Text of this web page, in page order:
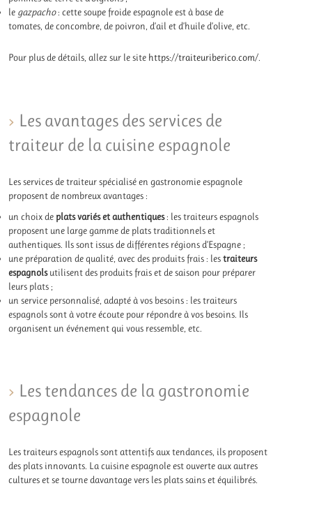
le gazpacho: cette soupe froide espagnole est à base de
tomates, de concombre, de poivron, d’ail et d’huile d’olive, etc.
Pour plus de détails, allez sur le site https://traiteuriberico.com/.
Les avantages des services de
traiteur de la cuisine espagnole
Les services de traiteur spécialisé en gastronomie espagnole
proposent de nombreux avantages :
un choix de plats variés et authentiques: les traiteurs espagnols
proposent une large gamme de plats traditionnels et
authentiques. Ils sont issus de différentes régions d’Espagne ;
une préparation de qualité, avec des produits frais : lestraiteurs
espagnolsutilisent des produits frais et de saison pour préparer
leurs plats ;
un service personnalisé, adapté à vos besoins : les traiteurs
espagnols sont à votre écoute pour répondre à vos besoins. Ils
organisent un événement qui vous ressemble, etc.
Les tendances de la gastronomie
espagnole
Les traiteurs espagnols sont attentifs aux tendances, ils proposent
des plats innovants. La cuisine espagnole est ouverte aux autres
cultures et se tourne davantage vers les plats sains et équilibrés.